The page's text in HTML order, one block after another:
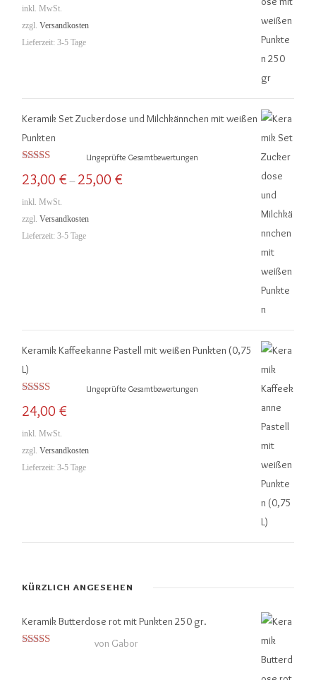
inkl. MwSt.
zzgl. Versandkosten
Lieferzeit: 3-5 Tage
Keramik Set Zuckerdose und Milchkännchen mit weißen
Punkten
5.00von 5
Ungeprüfte Gesamtbewertungen
23,00 € – 25,00 €
inkl. MwSt.
zzgl. Versandkosten
Lieferzeit: 3-5 Tage
Keramik Kaffeekanne Pastell mit weißen Punkten (0,75
L)
5.00von 5
Ungeprüfte Gesamtbewertungen
24,00 €
inkl. MwSt.
zzgl. Versandkosten
Lieferzeit: 3-5 Tage
KÜRZLICH ANGESEHEN
Keramik Butterdose rot mit Punkten 250 gr.
von Gabor